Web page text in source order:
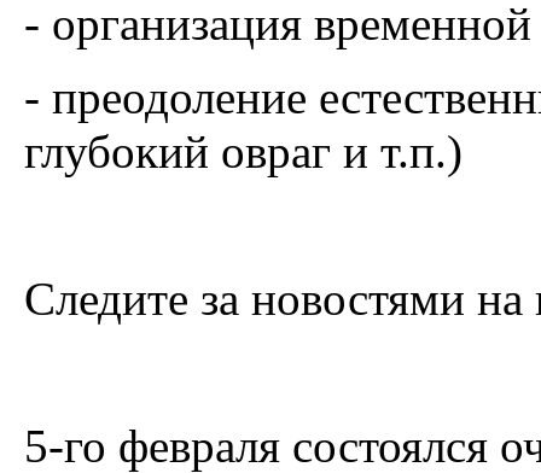
- организация
- преодоление
глубокий овраг и т.п.)
Следите за новостями
5-го февраля состоялся